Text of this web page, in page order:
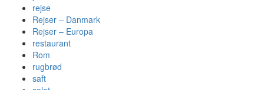
rejse
Rejser – Danmark
Rejser – Europa
restaurant
Rom
rugbrød
saft